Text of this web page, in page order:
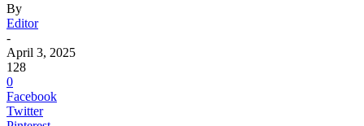
By
Editor
-
April 3, 2025
128
0
Facebook
Twitter